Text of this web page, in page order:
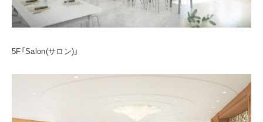
5F「Salon(サロン)」